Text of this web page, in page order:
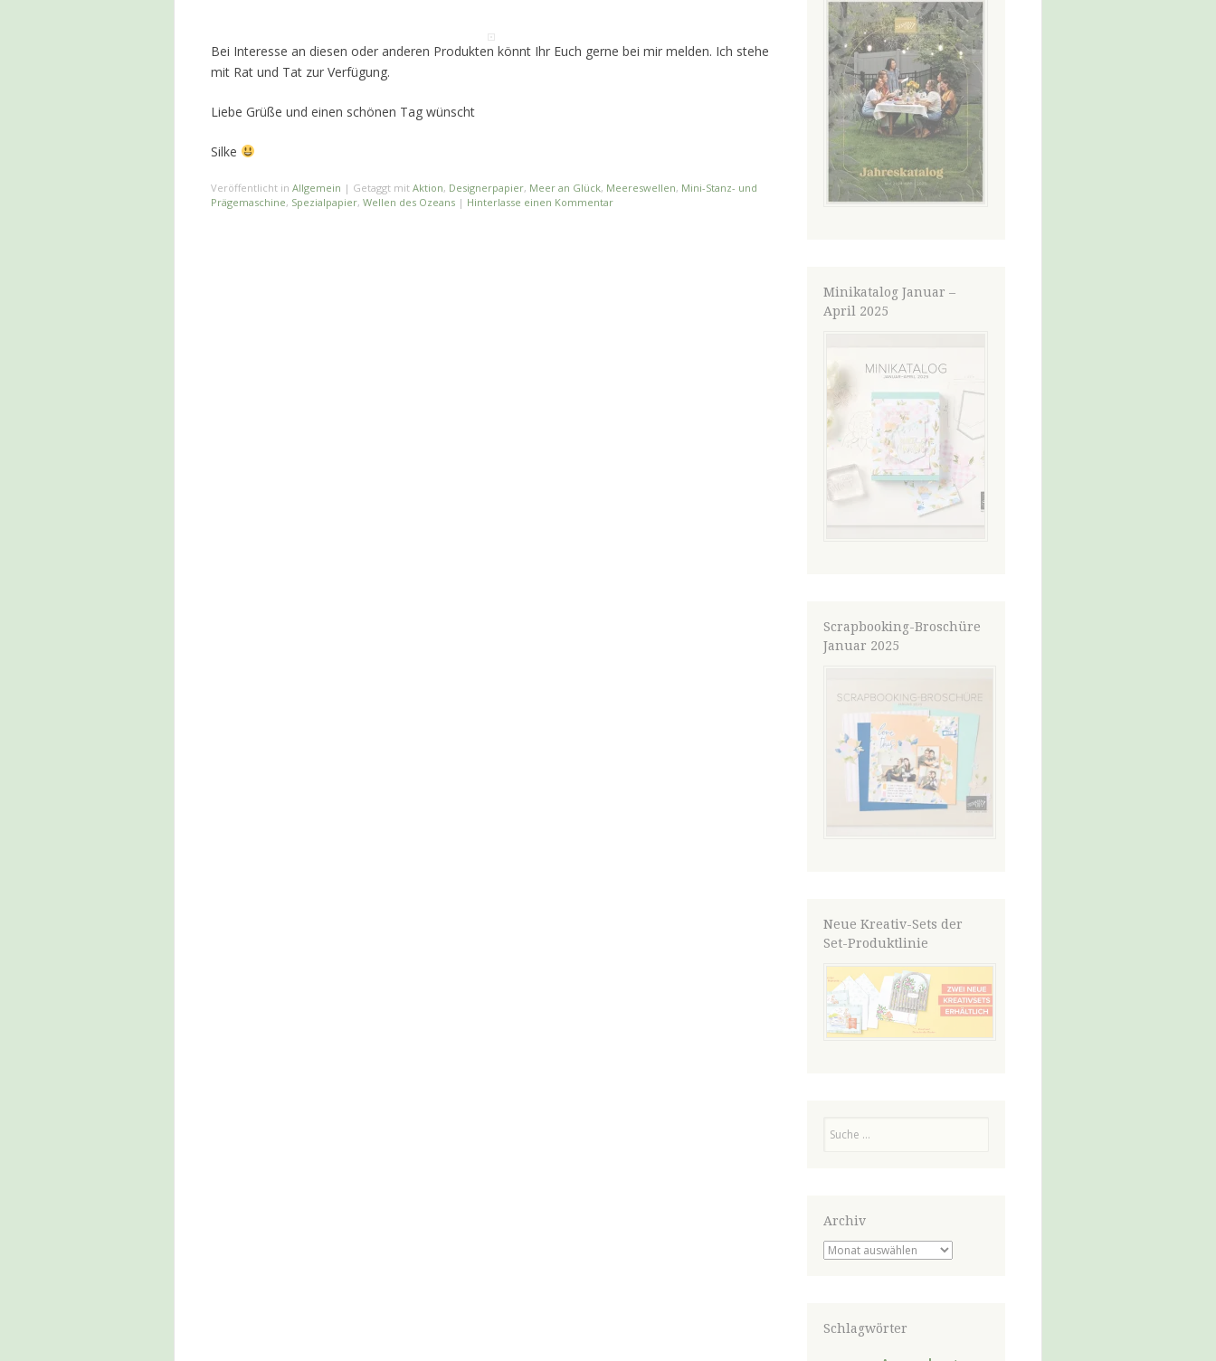
Bei Interesse an diesen oder anderen Produkten könnt Ihr Euch gerne bei mir melden. Ich stehe
mit Rat und Tat zur Verfügung.
Liebe Grüße und einen schönen Tag wünscht
Silke
Veröffentlicht in Allgemein | Getaggt mit Aktion, Designerpapier, Meer an Glück, Meereswellen, Mini-Stanz- und
Prägemaschine, Spezialpapier, Wellen des Ozeans | Hinterlasse einen Kommentar
Minikatalog Januar –
April 2025
Scrapbooking-Broschüre
Januar 2025
Neue Kreativ-Sets der
Set-Produktlinie
Archiv
Archiv
Schlagwörter